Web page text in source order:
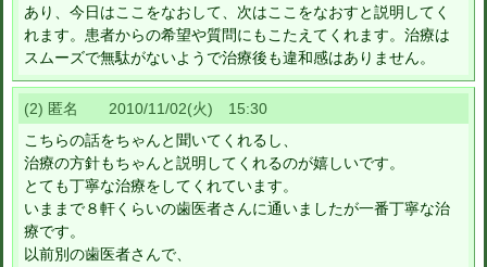
あり、今日はここをなおして、次はここをなおすと説明してく
れます。患者からの希望や質問にもこたえてくれます。治療は
スムーズで無駄がないようで治療後も違和感はありません。
(2) 匿名 2010/11/02(火) 15:30
こちらの話をちゃんと聞いてくれるし、
治療の方針もちゃんと説明してくれるのが嬉しいです。
とても丁寧な治療をしてくれています。
いままで８軒くらいの歯医者さんに通いましたが一番丁寧な治
療です。
以前別の歯医者さんで、